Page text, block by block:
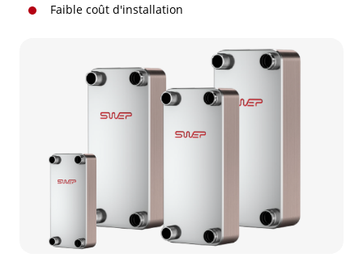
Faible coût d'installation